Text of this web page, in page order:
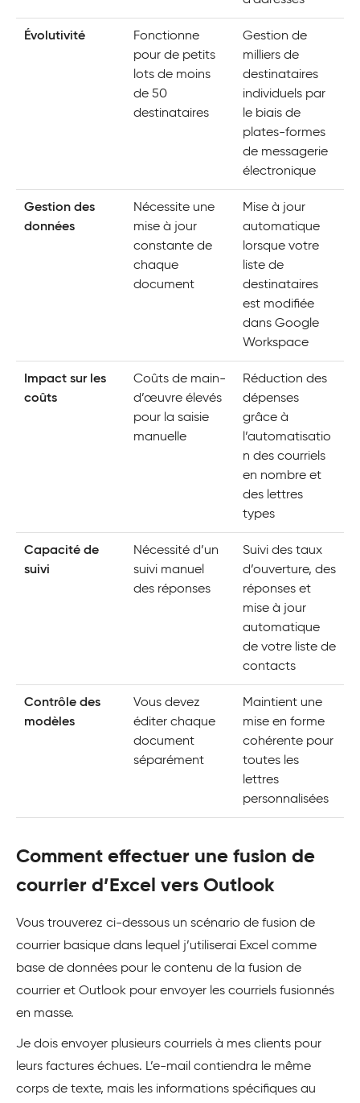
Évolutivité
Fonctionne
pour de petits
lots de moins
de 50
destinataires
Gestion de
milliers de
destinataires
individuels par
le biais de
plates-formes
de messagerie
électronique
Gestion des
données
Nécessite une
mise à jour
constante de
chaque
document
Mise à jour
automatique
lorsque votre
liste de
destinataires
est modifiée
dans Google
Workspace
Impact sur les
coûts
Coûts de main-
d’œuvre élevés
pour la saisie
manuelle
Réduction des
dépenses
grâce à
l’automatisatio
n des courriels
en nombre et
des lettres
types
Capacité de
suivi
Nécessité d’un
suivi manuel
des réponses
Suivi des taux
d’ouverture, des
réponses et
mise à jour
automatique
de votre liste de
contacts
Contrôle des
modèles
Vous devez
éditer chaque
document
séparément
Maintient une
mise en forme
cohérente pour
toutes les
lettres
personnalisées
Comment effectuer une fusion de
courrier d’Excel vers Outlook
Vous trouverez ci-dessous un scénario de fusion de
courrier basique dans lequel j’utiliserai Excel comme
base de données pour le contenu de la fusion de
courrier et Outlook pour envoyer les courriels fusionnés
en masse.
Je dois envoyer plusieurs courriels à mes clients pour
leurs factures échues. L’e-mail contiendra le même
corps de texte, mais les informations spécifiques au